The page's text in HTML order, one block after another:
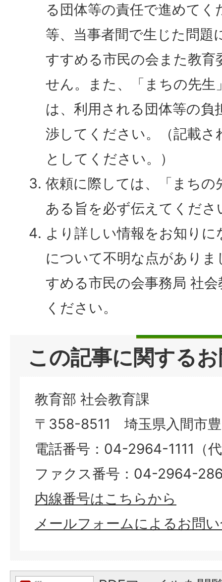
る団体等の責任で進めてく
等、当事者間で生じた問題
すすめる市民の会また教育
せん。また、「まちの先
は、利用される団体等の負
渉してください。（記載さ
としてください。）
依頼に際しては、「まちの
ある旨を必ず伝えてくださ
より詳しい情報をお知り
について不明な点があり
すめる市民の会事務局 社
ください。
この記事に関する
教育部 社会教育課
〒358-8511 埼玉県入間市
電話番号：04-2964-1111（
ファクス番号：04-2964-
内線番号はこちらから
メールフォームによるお問